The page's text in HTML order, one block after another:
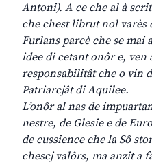
Antoni). A ce che al à
che chest librut nol
Furlans parcè che se mai
idee di cetant onôr e, ven
responsabilitât che o vin
Patriarcjât di Aquilee.
L’onôr al nas de
nestre, de Glesie e de
de cussience che la Sô
chescj valôrs, ma anzit a